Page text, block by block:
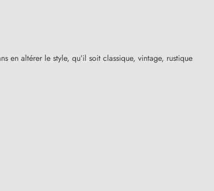
en altérer le style, qu’il soit classique, vintage, rustique